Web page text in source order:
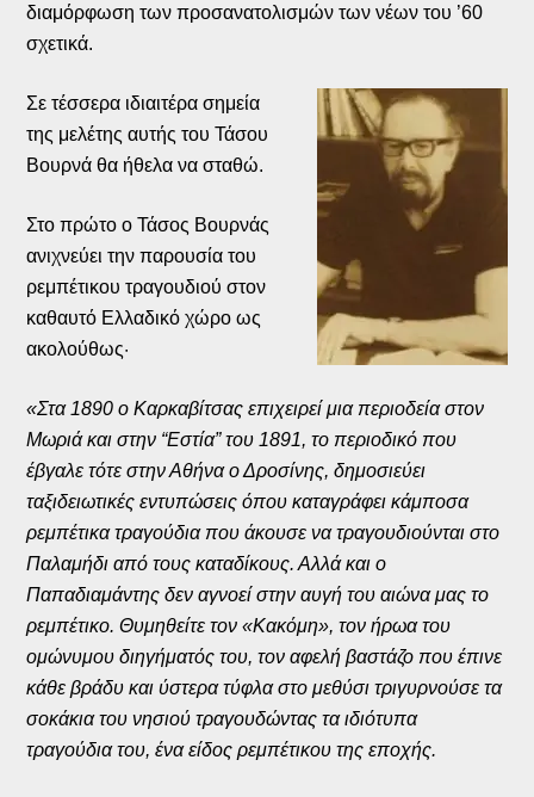
διαμόρφωση των προσανατολισμών των νέων του ’60
σχετικά.
Σε τέσσερα ιδιαιτέρα σημεία
της μελέτης αυτής του Τάσου
Βουρνά θα ήθελα να σταθώ.
Στο πρώτο ο Τάσος Βουρνάς
ανιχνεύει την παρουσία του
ρεμπέτικου τραγουδιού στον
καθαυτό Ελλαδικό χώρο ως
ακολούθως·
«Στα 1890 ο Καρκαβίτσας επιχειρεί μια περιοδεία στον
Μωριά και στην “Εστία” του 1891, το περιοδικό που
έβγαλε τότε στην Αθήνα ο Δροσίνης, δημοσιεύει
ταξιδειωτικές εντυπώσεις όπου καταγράφει κάμποσα
ρεμπέτικα τραγούδια που άκουσε να τραγουδιούνται στο
Παλαμήδι από τους καταδίκους. Αλλά και ο
Παπαδιαμάντης δεν αγνοεί στην αυγή του αιώνα μας το
ρεμπέτικο. Θυμηθείτε τον «Κακόμη», τον ήρωα του
ομώνυμου διηγήματός του, τον αφελή βαστάζο που έπινε
κάθε βράδυ και ύστερα τύφλα στο μεθύσι τριγυρνούσε τα
σοκάκια του νησιού τραγουδώντας τα ιδιότυπα
τραγούδια του, ένα είδος ρεμπέτικου της εποχής.